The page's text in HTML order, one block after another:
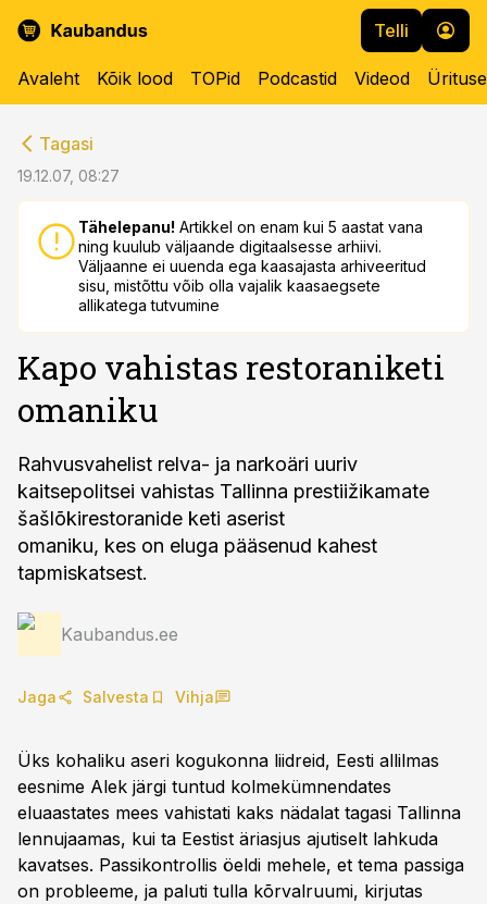
Telli
Avaleht Kõik lood TOPid Podcastid Videod
Tagasi
19.12.07, 08:27
Tähelepanu! Artikkel on enam kui 5 aastat vana
ning kuulub väljaande digitaalsesse arhiivi.
Väljaanne ei uuenda ega kaasajasta arhiveeritud
sisu, mistõttu võib olla vajalik kaasaegsete
allikatega tutvumine
Kapo vahistas restoraniketi
omaniku
Rahvusvahelist relva- ja narkoäri uuriv
kaitsepolitsei vahistas Tallinna prestiižikamate
šašlõkirestoranide keti aserist
omaniku, kes on eluga pääsenud kahest
tapmiskatsest.
Kaubandus.ee
Jaga Salvesta Vihja
Üks kohaliku aseri kogukonna liidreid, Eesti allilmas
eesnime Alek järgi tuntud kolmekümnendates
eluaastates mees vahistati kaks nädalat tagasi Tallinna
lennujaamas, kui ta Eestist äriasjus ajutiselt lahkuda
kavatses. Passikontrollis öeldi mehele, et tema passiga
on probleeme, ja paluti tulla kõrvalruumi, kirjutas